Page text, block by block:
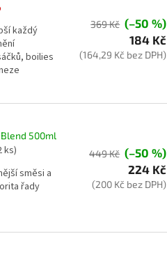
každý
boilies
369 Kč (–50 %)
184 Kč
(164,29 Kč bez DPH)
500ml
ks)
směsi a
řady
449 Kč (–50 %)
224 Kč
(200 Kč bez DPH)